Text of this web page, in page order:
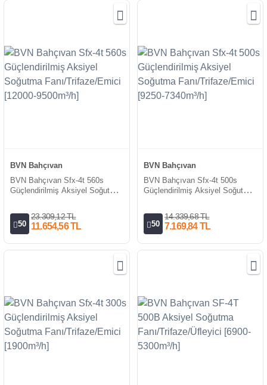
BVN Bahçıvan
BVN Bahçıvan Sfx-4t 560s
Güçlendirilmiş Aksiyel Soğutma
50
23.309,12 TL
11.654,56 TL
BVN Bahçıvan
BVN Bahçıvan Sfx-4t 500s
Güçlendirilmiş Aksiyel Soğutma
50
14.339,68 TL
7.169,84 TL